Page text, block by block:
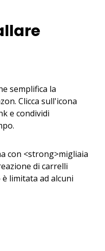
semplifica la
Clicca sull'icona
e condividi
con <strong>migliaia
di carrelli
limitata ad alcuni